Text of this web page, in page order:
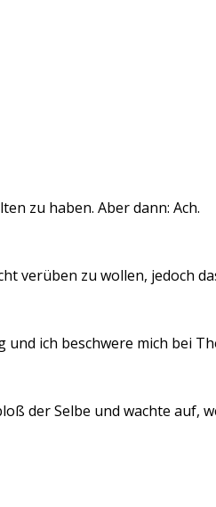
zu haben. Aber dann: Ach.
verüben zu wollen, jedoch
und ich beschwere mich bei
der Selbe und wachte auf,